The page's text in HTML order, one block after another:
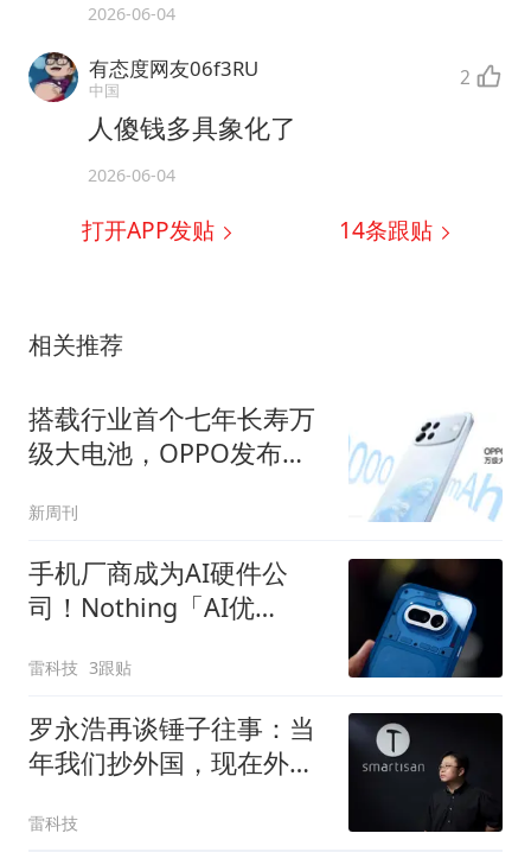
2026-06-04
有态度网友06f3RU
中国 2
人傻钱多具象化了
2026-06-04
打开APP发贴 14条跟贴
相关推荐
搭载行业首个七年长寿万
级大电池，OPPO发布新
新周刊
手机厂商成为AI硬件公
司！Nothing「AI优
雷科技 3跟贴
罗永浩再谈锤子往事：当
年我们抄外国，现在外国
雷科技